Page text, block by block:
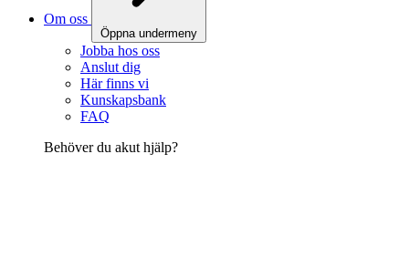
Om oss
Öppna undermeny
Jobba hos oss
Anslut dig
Här finns vi
Kunskapsbank
FAQ
Behöver du akut hjälp?